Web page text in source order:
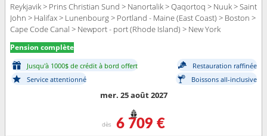
Reykjavik > Prins Christian Sund > Nanortalik > Qaqortoq > Nuuk > Saint
John > Halifax > Lunenbourg > Portland - Maine (East Coast) > Boston >
Cape Code Canal > Newport - port (Rhode Island) > New York
Pension complète
Jusqu'à 1000$ de crédit à bord offert
Restauration raffinée
Service attentionné
Boissons all-inclusive
mer. 25 août 2027
dès 6 709 €